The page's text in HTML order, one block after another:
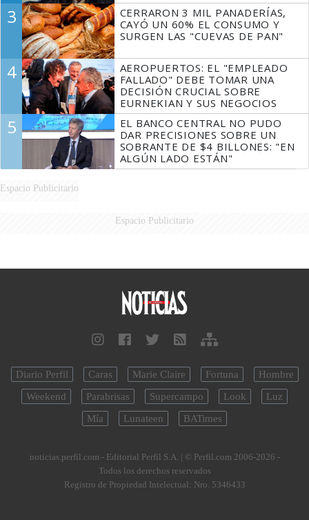
3
CERRARON 3 MIL PANADERÍAS,
CAYÓ UN 60% EL CONSUMO Y
SURGEN LAS "CUEVAS DE PAN"
4
AEROPUERTOS: EL "EMPLEADO
FALLADO" DEBE TOMAR UNA
DECISIÓN CRUCIAL SOBRE
EURNEKIAN Y SUS NEGOCIOS
5
EL BANCO CENTRAL NO PUDO
DAR PRECISIONES SOBRE UN
SOBRANTE DE $4 BILLONES: "EN
ALGÚN LADO ESTÁN"
Espacio Publicitario
Espacio Publicitario
Diario Perfil Caras Marie Claire Fortuna
Hombre
Weekend
Parabrisas Supercampo Look
Luz
Mía
Lunateen BATimes
noticias.perfil.com - Editorial Perfil S.A. | © Perfil.com 2006-2026 -
Todos los derechos reservados
Registro de Propiedad Intelectual: Nro. 5346433